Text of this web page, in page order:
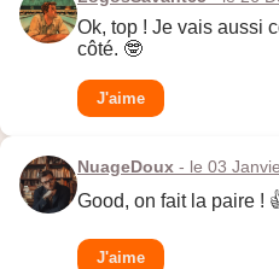
Ok, top ! Je vais aussi
côté. 🤓
J'aime
NuageDoux - le 03
Good, on fait la paire !
J'aime